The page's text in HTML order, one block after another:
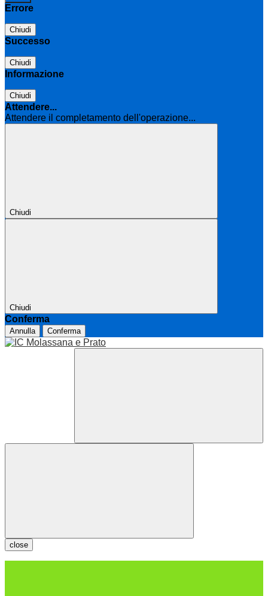
Errore
Chiudi
Successo
Chiudi
Informazione
Chiudi
Attendere...
Attendere il completamento dell'operazione...
Chiudi
Chiudi
Conferma
Annulla Conferma
close